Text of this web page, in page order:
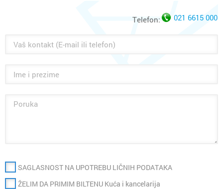
Telefon: 021 6615 000
SAGLASNOST NA UPOTREBU LIČNIH PODATAKA
ŽELIM DA PRIMIM BILTENU Kuća i kancelarija